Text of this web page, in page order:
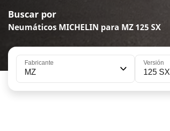
Buscar por
Neumáticos MICHELIN para MZ 125 SX
Fabricante
MZ
Versión
125 SX